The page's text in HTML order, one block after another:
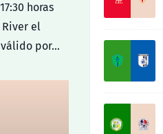
horas
el
válido por…